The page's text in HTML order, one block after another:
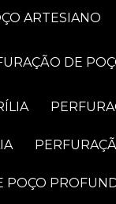
ARTESIANO
DE
POÇO